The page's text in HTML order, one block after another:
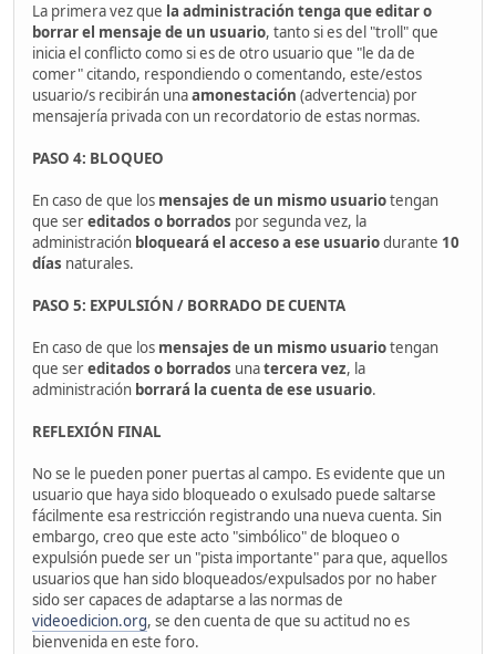
La primera vez que la administración tenga que editar o
borrar el mensaje de un usuario, tanto si es del "troll" que
inicia el conflicto como si es de otro usuario que "le da de
comer" citando, respondiendo o comentando, este/estos
usuario/s recibirán unaamonestación (advertencia) por
mensajería privada con un recordatorio de estas normas.
PASO 4: BLOQUEO
En caso de que los mensajes de un mismo usuariotengan
que sereditados o borrados por segunda vez, la
administración bloqueará el acceso a ese usuariodurante 10
días naturales.
PASO 5: EXPULSIÓN / BORRADO DE CUENTA
En caso de que los mensajes de un mismo usuariotengan
que sereditados o borrados unatercera vez, la
administración borrará la cuenta de ese usuario.
REFLEXIÓN FINAL
No se le pueden poner puertas al campo. Es evidente que un
usuario que haya sido bloqueado o exulsado puede saltarse
fácilmente esa restricción registrando una nueva cuenta. Sin
embargo, creo que este acto "simbólico" de bloqueo o
expulsión puede ser un "pista importante" para que, aquellos
usuarios que han sido bloqueados/expulsados por no haber
sido ser capaces de adaptarse a las normas de
videoedicion.org, se den cuenta de que su actitud no es
bienvenida en este foro.